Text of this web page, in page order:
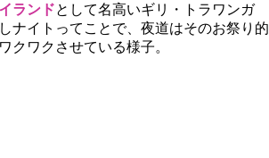
ランドとして名高いギリ・トラワンガ
ナイトってことで、夜道はそのお祭り的
クワクさせている様子。